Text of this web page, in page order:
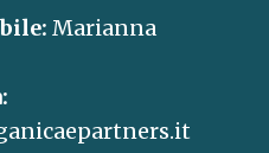
Marianna